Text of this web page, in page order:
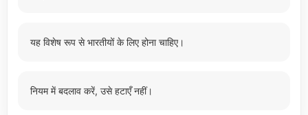
यह विशेष रूप से भारतीयों के लिए होना चाहिए।
नियम में बदलाव करें, उसे हटाएँ नहीं।